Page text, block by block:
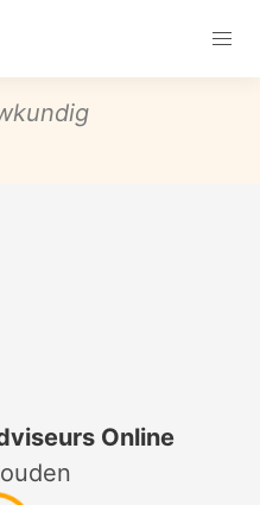
Online